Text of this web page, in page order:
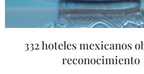
332 hoteles mexicanos
reconocimiento